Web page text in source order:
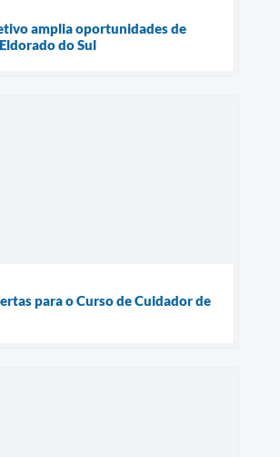
amplia oportunidades de
do Sul
para o Curso de Cuidador de